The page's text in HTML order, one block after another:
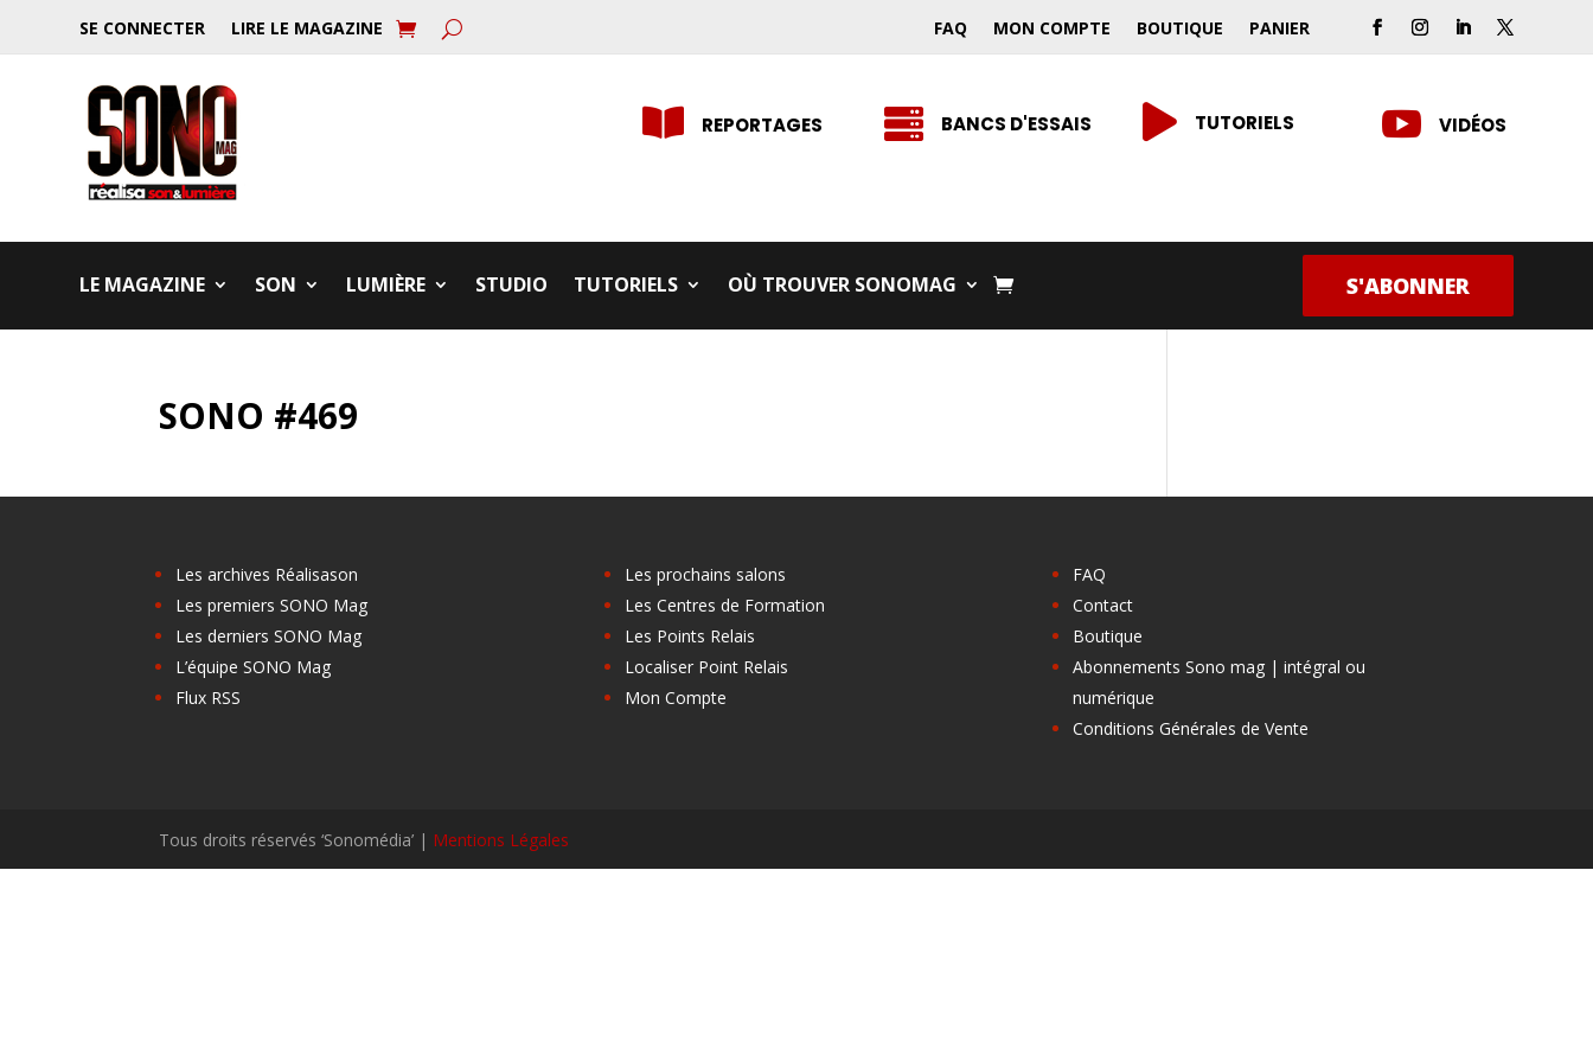
SE CONNECTER LIRE LE MAGAZINE FAQ MON COMPTE BOUTIQUE PANIER
 REPORTAGES  BANCS D'ESSAIS  TUTORIELS  VIDÉOS
LE MAGAZINE SON LUMIÈRE STUDIO TUTORIELS OÙ TROUVER SONOMAG S'ABONNER
SONO #469
Les archives Réalisason
Les premiers SONO Mag
Les derniers SONO Mag
L’équipe SONO Mag
Flux RSS
Les prochains salons
Les Centres de Formation
Les Points Relais
Localiser Point Relais
Mon Compte
FAQ
Contact
Boutique
Abonnements Sono mag | intégral ou
numérique
Conditions Générales de Vente
Tous droits réservés ‘Sonomédia’ | Mentions Légales